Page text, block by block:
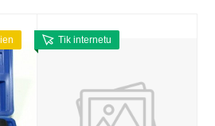
Tik internetu